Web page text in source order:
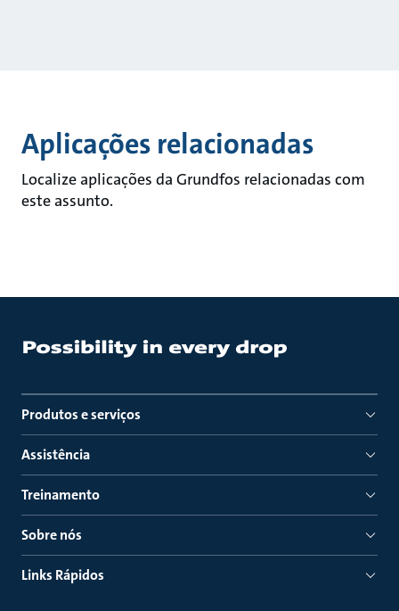
Aplicações relacionadas
Localize aplicações da Grundfos relacionadas com
este assunto.
Produtos e serviços
Assistência
Treinamento
Sobre nós
Links Rápidos